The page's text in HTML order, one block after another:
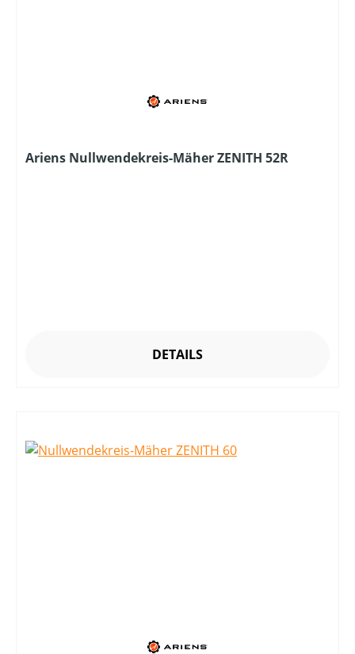
Ariens Nullwendekreis-Mäher ZENITH 52R
DETAILS